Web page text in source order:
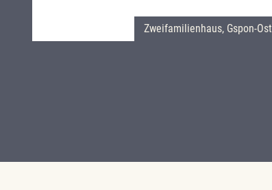
Zweifamilienhaus, Gspon-Ost